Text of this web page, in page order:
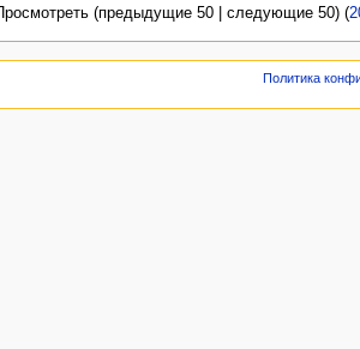
Просмотреть (предыдущие 50| следующие 50) (
Политика